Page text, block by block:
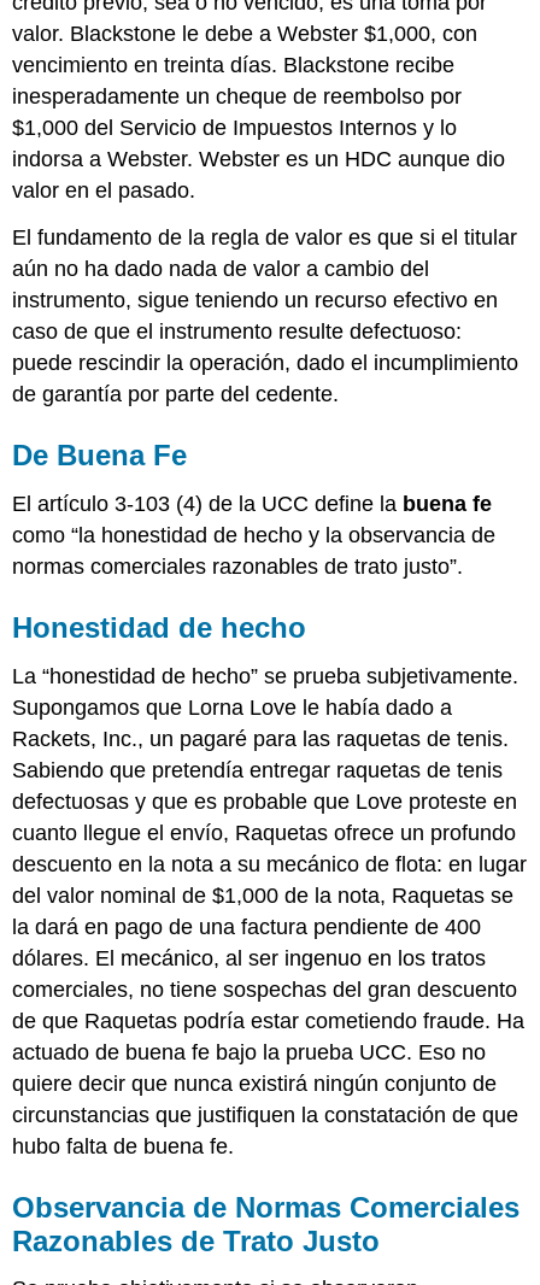
valor. Blackstone le debe a Webster $1,000, con
vencimiento en treinta días. Blackstone recibe
inesperadamente un cheque de reembolso por
$1,000 del Servicio de Impuestos Internos y lo
indorsa a Webster. Webster es un HDC aunque dio
valor en el pasado.
El fundamento de la regla de valor es que si el titular
aún no ha dado nada de valor a cambio del
instrumento, sigue teniendo un recurso efectivo en
caso de que el instrumento resulte defectuoso:
puede rescindir la operación, dado el incumplimiento
de garantía por parte del cedente.
De Buena Fe
El artículo 3-103 (4) de la UCC define la buena fe
como “la honestidad de hecho y la observancia de
normas comerciales razonables de trato justo”.
Honestidad de hecho
La “honestidad de hecho” se prueba subjetivamente.
Supongamos que Lorna Love le había dado a
Rackets, Inc., un pagaré para las raquetas de tenis.
Sabiendo que pretendía entregar raquetas de tenis
defectuosas y que es probable que Love proteste en
cuanto llegue el envío, Raquetas ofrece un profundo
descuento en la nota a su mecánico de flota: en lugar
del valor nominal de $1,000 de la nota, Raquetas se
la dará en pago de una factura pendiente de 400
dólares. El mecánico, al ser ingenuo en los tratos
comerciales, no tiene sospechas del gran descuento
de que Raquetas podría estar cometiendo fraude. Ha
actuado de buena fe bajo la prueba UCC. Eso no
quiere decir que nunca existirá ningún conjunto de
circunstancias que justifiquen la constatación de que
hubo falta de buena fe.
Observancia de Normas Comerciales
Razonables de Trato Justo